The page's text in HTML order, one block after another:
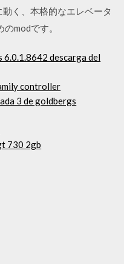
く、本格的なエレベータ
modです。
descarga del
controller
3 de goldbergs
730 2gb